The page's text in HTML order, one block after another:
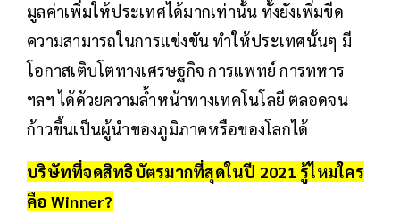
มูลค่าเพิ่มให้ประเทศได้มากเท่านั้น ทั้งยังเพิ่มขีด
ความสามารถในการแข่งขัน ทำให้ประเทศนั้นๆ มี
โอกาสเติบโตทางเศรษฐกิจ การแพทย์ การทหาร
ฯลฯ ได้ด้วยความล้ำหน้าทางเทคโนโลยี ตลอดจน
ก้าวขึ้นเป็นผู้นำของภูมิภาคหรือของโลกได้
บริษัทที่จดสิทธิบัตรมากที่สุดในปี 2021 รู้ไหมใคร
คือ Winner?